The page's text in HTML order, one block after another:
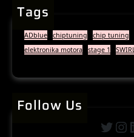
Tags
ADblue chiptuning chip tuning
elektronika motora
stage 1
Follow Us
Twitter Instagram